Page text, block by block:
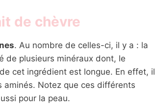
de chèvre
. Au nombre de celles-ci, il y a : la
de plusieurs minéraux dont, le
cet ingrédient est longue. En effet, il
aminés. Notez que ces différents
pour la peau.